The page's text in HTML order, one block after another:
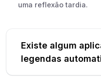
uma reflexão tardia.
Existe algum
legendas